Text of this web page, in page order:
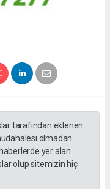
tarafından eklenen
olmadan
yer alan
olup sitemizin hiç